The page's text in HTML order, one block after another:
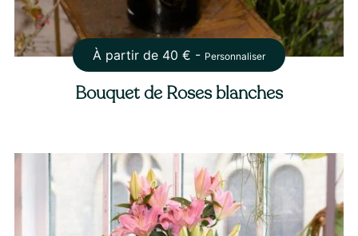
À partir de 40 € - Personnaliser
Bouquet de Roses blanches